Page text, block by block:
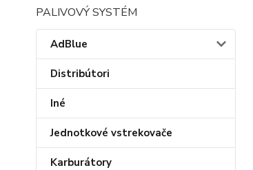
PALIVOVÝ SYSTÉM
AdBlue
Distribútori
Iné
Jednotkové vstrekovače
Karburátory